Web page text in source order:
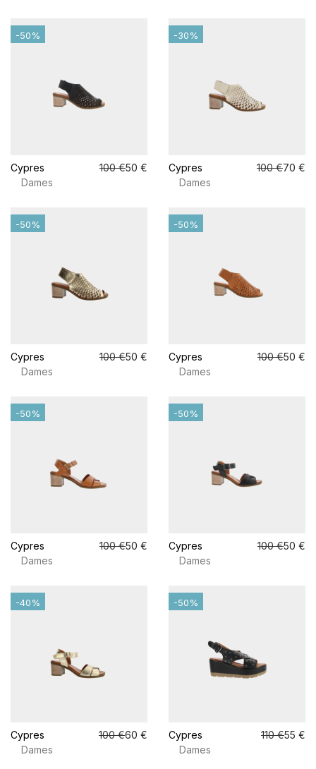
Cypres 100 €50 €
Dames
-50%
Cypres 100 €70 €
Dames
-30%
Cypres 100 €50 €
Dames
-50%
Cypres 100 €50 €
Dames
-50%
Cypres 100 €50 €
Dames
-50%
Cypres 100 €50 €
Dames
-50%
Cypres 100 €60 €
Dames
-40%
Cypres 110 €55 €
Dames
-50%